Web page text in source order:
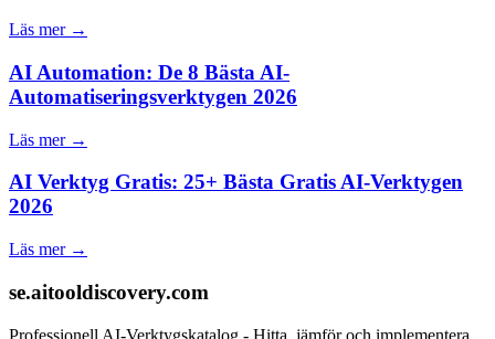
Läs mer →
AI Automation: De 8 Bästa AI-
Automatiseringsverktygen 2026
Läs mer →
AI Verktyg Gratis: 25+ Bästa Gratis AI-Verktygen
2026
Läs mer →
se.aitooldiscovery.com
Professionell AI-Verktygskatalog - Hitta, jämför och implementera